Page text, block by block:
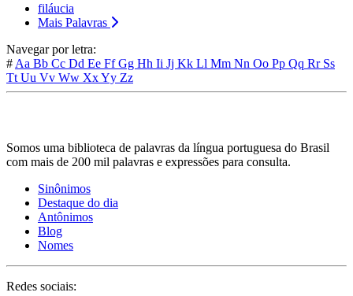
filáucia
Mais Palavras
Navegar por letra:
# Aa Bb Cc Dd Ee FfGg Hh Ii Jj Kk Ll Mm Nn Oo Pp Qq Rr Ss
Tt Uu Vv Ww XxYy Zz
Somos uma biblioteca de palavras da língua portuguesa do Brasil
com mais de 200 mil palavras e expressões para consulta.
Sinônimos
Destaque do dia
Antônimos
Blog
Nomes
Redes sociais: